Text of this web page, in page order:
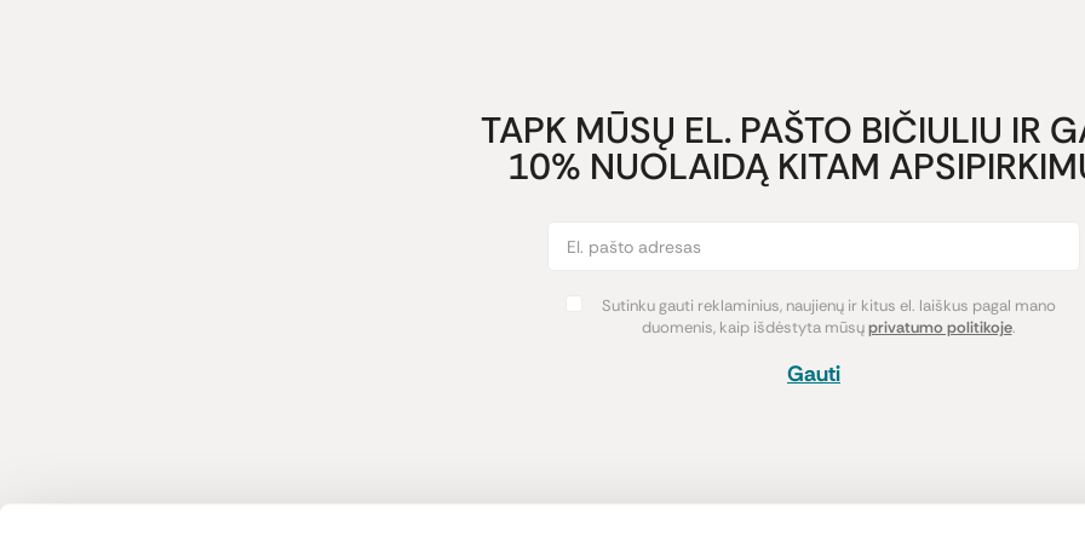
TAPK MŪSŲ EL. PAŠTO BIČIULIU IR
10% NUOLAIDĄ KITAM
Sutinku gauti reklaminius, naujienų ir kitus el. laiškus pagal mano
duomenis, kaip išdėstyta mūsųprivatumo politikoje.
Gauti